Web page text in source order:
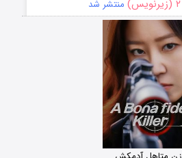
۲ (زیرنویس) منتشر شد